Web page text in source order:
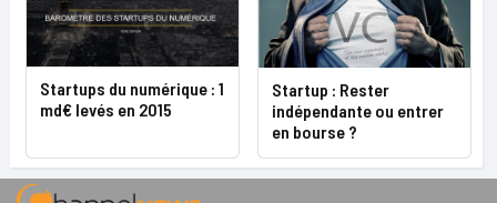
Startups du numérique : 1
md€ levés en 2015
Startup : Rester
indépendante ou entrer
en bourse ?